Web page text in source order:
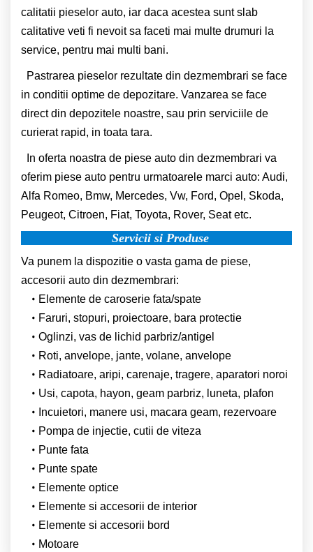
calitatii pieselor auto, iar daca acestea sunt slab
calitative veti fi nevoit sa faceti mai multe drumuri la
service, pentru mai multi bani.
Pastrarea pieselor rezultate din dezmembrari se face
in conditii optime de depozitare. Vanzarea se face
direct din depozitele noastre, sau prin serviciile de
curierat rapid, in toata tara.
In oferta noastra de piese auto din dezmembrari va
oferim piese auto pentru urmatoarele marci auto: Audi,
Alfa Romeo, Bmw, Mercedes, Vw, Ford, Opel, Skoda,
Peugeot, Citroen, Fiat, Toyota, Rover, Seat etc.
Servicii si Produse
Va punem la dispozitie o vasta gama de piese,
accesorii auto din dezmembrari:
Elemente de caroserie fata/spate
Faruri, stopuri, proiectoare, bara protectie
Oglinzi, vas de lichid parbriz/antigel
Roti, anvelope, jante, volane, anvelope
Radiatoare, aripi, carenaje, tragere, aparatori noroi
Usi, capota, hayon, geam parbriz, luneta, plafon
Incuietori, manere usi, macara geam, rezervoare
Pompa de injectie, cutii de viteza
Punte fata
Punte spate
Elemente optice
Elemente si accesorii de interior
Elemente si accesorii bord
Motoare